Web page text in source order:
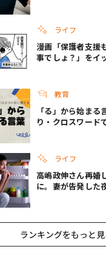
ライフ
漫画「保護者支援
事でしょ？」をイ
教育
「る」から始まる
り・クロスワード
ライフ
高嶋政伸さん再婚
に。妻が告発した
ランキングをもっと見